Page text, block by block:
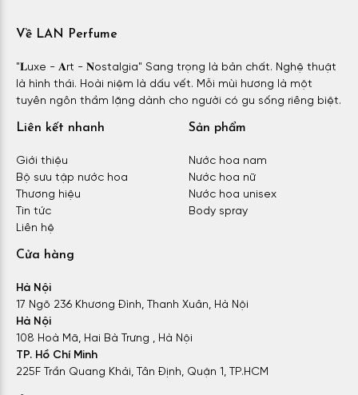
Về LAN Perfume
"𝐋uxe - 𝐀rt - 𝐍ostalgia" Sang trọng là bản chất. Nghệ thuật
là hình thái. Hoài niệm là dấu vết. Mỗi mùi hương là một
tuyên ngôn thầm lặng dành cho người có gu sống riêng biệt.
Liên kết nhanh
Giới thiệu
Bộ sưu tập nước hoa
Thương hiệu
Tin tức
Liên hệ
Sản phẩm
Nước hoa nam
Nước hoa nữ
Nước hoa unisex
Body spray
Cửa hàng
Hà Nội
17 Ngõ 236 Khương Đình, Thanh Xuân, Hà Nội
Hà Nội
108 Hoà Mã, Hai Bà Trưng , Hà Nội
TP. Hồ Chí Minh
225F Trần Quang Khải, Tân Định, Quận 1, TP.HCM